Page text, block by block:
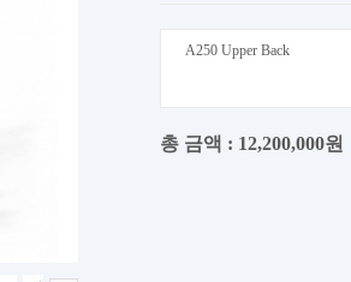
A250 Upper Back
총 금액 : 12,200,000원